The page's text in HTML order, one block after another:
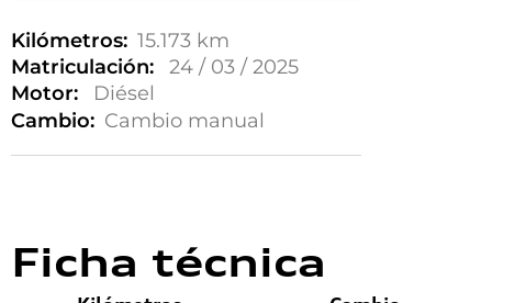
Kilómetros: 15.173 km
Matriculación:
24 / 03 / 2025
Motor:
Diésel
Cambio: Cambio manual
Ficha técnica